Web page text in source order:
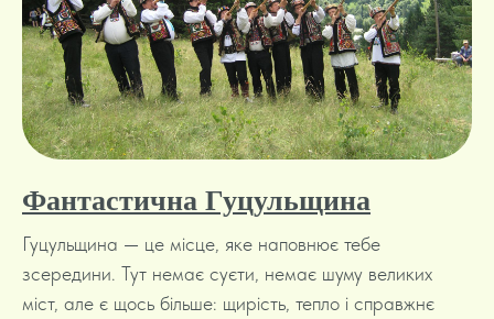
Фантастична Гуцульщина
Гуцульщина — це місце, яке наповнює тебе
зсередини. Тут немає суєти, немає шуму великих
міст, але є щось більше: щирість, тепло і справжнє